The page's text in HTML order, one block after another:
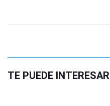
TE PUEDE INTERESAR